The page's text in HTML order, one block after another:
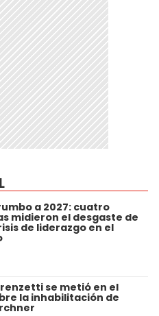
a 2027: cuatro
midieron el desgaste de
de liderazgo en el
se metió en el
la inhabilitación de